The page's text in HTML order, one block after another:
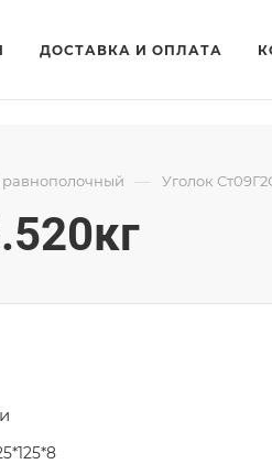
ДОСТАВКА И ОПЛАТА
равнополочный — Уголок